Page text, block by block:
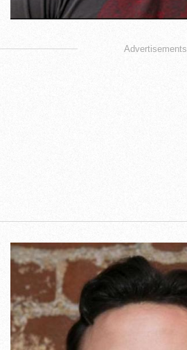
Advertisements